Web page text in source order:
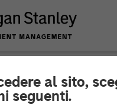
al sito,
seguenti.